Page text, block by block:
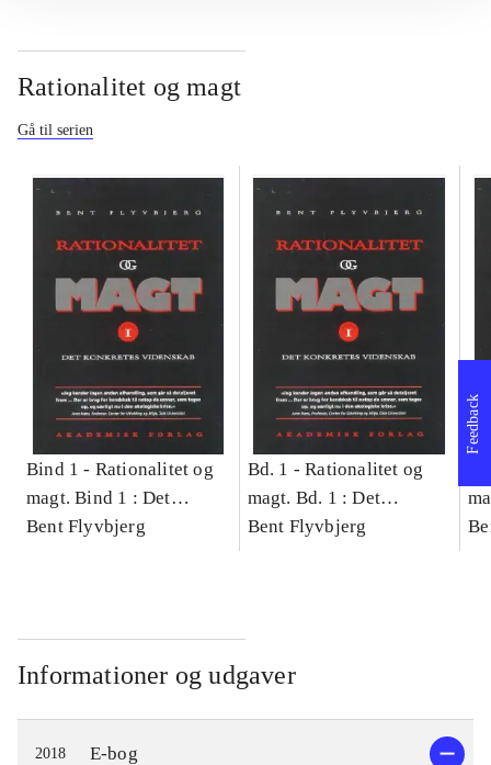
Rationalitet og magt
Gå til serien
Bind 1 - Rationalitet og
magt. Bind 1 : Det
konkretes videnskab
Bent Flyvbjerg
Bd. 1 -Rationalitet og
magt. Bd. 1 : Det
konkretes videnskab
Bent Flyvbjerg
Informationer og udgaver
2018 E-bog
Feedback